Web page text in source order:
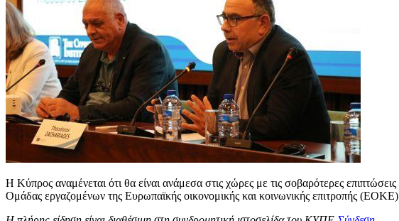
Η Κύπρος αναμένεται ότι θα είναι ανάμεσα στις χώρες με τις σοβαρότερες
Ομάδας εργαζομένων της Ευρωπαϊκής οικονομικής και κοινωνικής επιτροπής